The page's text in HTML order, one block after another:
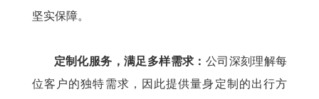
坚实保障。
定制化服务，满足多样需求： 公司深刻理解每
位客户的独特需求，因此提供量身定制的出行方